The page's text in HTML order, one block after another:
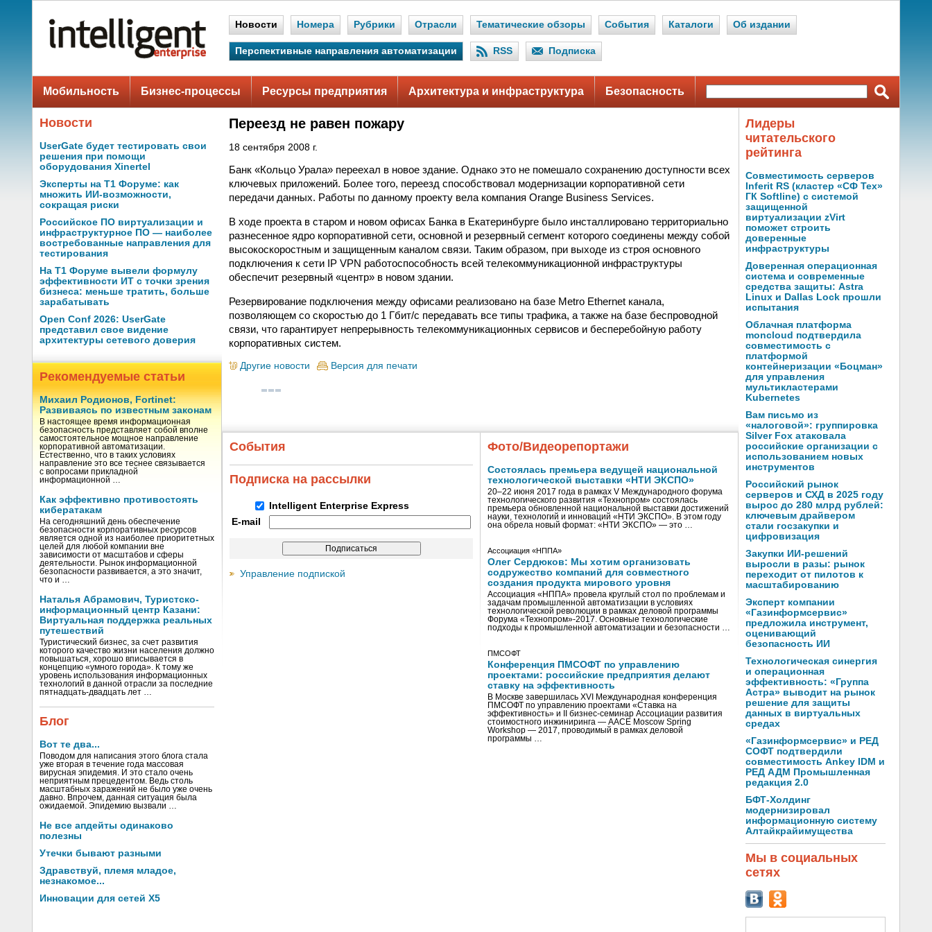
Новости Номера Рубрики Отрасли Тематические обзоры События Каталоги Об издании
Перспективные направления автоматизации RSS Подписка
Мобильность Бизнес-процессы Ресурсы предприятия Архитектура и инфраструктура Безопасность
Новости
UserGate будет тестировать свои
решения при помощи
оборудования Xinertel
Эксперты на Т1 Форуме: как
множить ИИ-возможности,
сокращая риски
Российское ПО виртуализации и
инфраструктурное ПО — наиболее
востребованные направления для
тестирования
На Т1 Форуме вывели формулу
эффективности ИТ с точки зрения
бизнеса: меньше тратить, больше
зарабатывать
Open Conf 2026: UserGate
представил свое видение
архитектуры сетевого доверия
Рекомендуемые статьи
Михаил Родионов, Fortinet:
Развиваясь по известным законам
В настоящее время информационная
безопасность представляет собой вполне
самостоятельное мощное направление
корпоративной автоматизации.
Естественно, что в таких условиях
направление это все теснее связывается
с вопросами прикладной
информационной …
Как эффективно противостоять
кибератакам
На сегодняшний день обеспечение
безопасности корпоративных ресурсов
является одной из наиболее приоритетных
целей для любой компании вне
зависимости от масштабов и сферы
деятельности. Рынок информационной
безопасности развивается, а это значит,
что и …
Наталья Абрамович, Туристско-
информационный центр Казани:
Виртуальная поддержка реальных
путешествий
Туристический бизнес, за счет развития
которого качество жизни населения должно
повышаться, хорошо вписывается в
концепцию «умного города». К тому же
уровень использования информационных
технологий в данной отрасли за последние
пятнадцать-двадцать лет …
Блог
Вот те два...
Поводом для написания этого блога стала
уже вторая в течение года массовая
вирусная эпидемия. И это стало очень
неприятным прецедентом. Ведь столь
масштабных заражений не было уже очень
давно. Впрочем, данная ситуация была
ожидаемой. Эпидемию вызвали …
Не все апдейты одинаково
полезны
Утечки бывают разными
Здравствуй, племя младое,
незнакомое...
Инновации для сетей X5
Переезд не равен пожару
18 сентября 2008 г.
Банк «Кольцо Урала» переехал в новое здание. Однако это не помешало сохранению доступности всех
ключевых приложений. Более того, переезд способствовал модернизации корпоративной сети
передачи данных. Работы по данному проекту вела компания Orange Business Services.
В ходе проекта в старом и новом офисах Банка в Екатеринбурге было инсталлировано территориально
разнесенное ядро корпоративной сети, основной и резервный сегмент которого соединены между собой
высокоскоростным и защищенным каналом связи. Таким образом, при выходе из строя основного
подключения к сети IP VPN работоспособность всей телекоммуникационной инфраструктуры
обеспечит резервный «центр» в новом здании.
Резервирование подключения между офисами реализовано на базе Metro Ethernet канала,
позволяющем со скоростью до 1 Гбит/с передавать все типы трафика, а также на базе беспроводной
связи, что гарантирует непрерывность телекоммуникационных сервисов и бесперебойную работу
корпоративных систем.
Другие новости Версия для печати
События
Подписка на рассылки
Intelligent Enterprise Express
E-mail
Управление подпиской
Фото/Видеорепортажи
Состоялась премьера ведущей национальной
технологической выставки «НТИ ЭКСПО»
20–22 июня 2017 года в рамках V Международного форума
технологического развития «Технопром» состоялась
премьера обновленной национальной выставки достижений
науки, технологий и инноваций «НТИ ЭКСПО». В этом году
она обрела новый формат: «НТИ ЭКСПО» — это …
Ассоциация «НППА»
Олег Сердюков: Мы хотим организовать
содружество компаний для совместного
создания продукта мирового уровня
Ассоциация «НППА» провела круглый стол по проблемам и
задачам промышленной автоматизации в условиях
технологической революции в рамках деловой программы
Форума «Технопром»-2017. Основные технологические
подходы к промышленной автоматизации и безопасности …
ПМСОФТ
Конференция ПМСОФТ по управлению
проектами: российские предприятия делают
ставку на эффективность
В Москве завершилась XVI Международная конференция
ПМСОФТ по управлению проектами «Ставка на
эффективность» и II бизнес-семинар Ассоциации развития
стоимостного инжиниринга — AACE Moscow Spring
Workshop — 2017, проводимый в рамках деловой
программы …
Лидеры
читательского
рейтинга
Совместимость серверов
Inferit RS (кластер «СФ Тех»
ГК Softline) с системой
защищенной
виртуализации zVirt
поможет строить
доверенные
инфраструктуры
Доверенная операционная
система и современные
средства защиты: Astra
Linux и Dallas Lock прошли
испытания
Облачная платформа
moncloud подтвердила
совместимость с
платформой
контейнеризации «Боцман»
для управления
мультикластерами
Kubernetes
Вам письмо из
«налоговой»: группировка
Silver Fox атаковала
российские организации с
использованием новых
инструментов
Российский рынок
серверов и СХД в 2025 году
вырос до 280 млрд рублей:
ключевым драйвером
стали госзакупки и
цифровизация
Закупки ИИ-решений
выросли в разы: рынок
переходит от пилотов к
масштабированию
Эксперт компании
«Газинформсервис»
предложила инструмент,
оценивающий
безопасность ИИ
Технологическая синергия
и операционная
эффективность: «Группа
Астра» выводит на рынок
решение для защиты
данных в виртуальных
средах
«Газинформсервис» и РЕД
СОФТ подтвердили
совместимость Ankey IDM и
РЕД АДМ Промышленная
редакция 2.0
БФТ-Холдинг
модернизировал
информационную систему
Алтайкрайимущества
Мы в социальных
сетях